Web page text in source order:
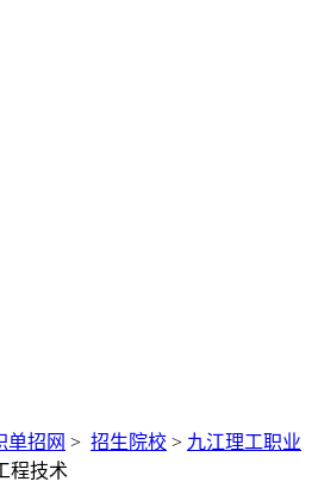
单招网 > 招生院校 > 九江理工职业
程技术